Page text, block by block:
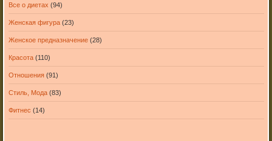
Все о диетах (94)
Женская фигура(23)
Женское предназначение(28)
Красота(110)
Отношения(91)
Стиль, Мода(83)
Фитнес (14)